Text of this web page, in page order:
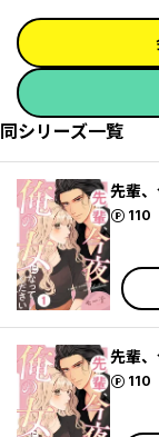
同シリーズ一覧
先輩
110
ポイント
先輩
110
ポイント